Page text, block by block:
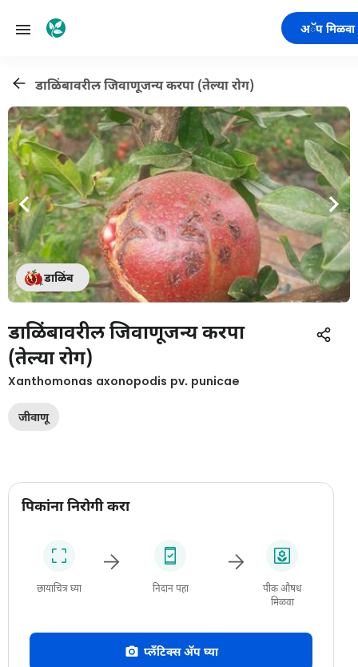
अॅप मिळवा
डाळिंबावरील जिवाणूजन्य करपा (तेल्या रोग)
डाळिंब
डाळिंबावरील जिवाणूजन्य करपा
(तेल्या रोग)
Xanthomonas axonopodis pv. punicae
जीवाणू
पिकांना निरोगी करा
छायाचित्र घ्या निदान पहा
पीक औषध
मिळवा
प्लँटिक्स अ‍ॅप घ्या